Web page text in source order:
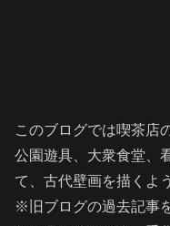
このブログでは喫茶店
公園遊具、大衆食堂、
て、古代壁画を描くよ
※旧ブログの過去記事